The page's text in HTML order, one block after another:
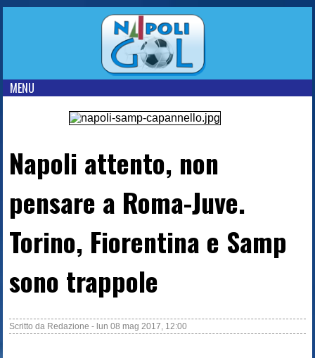
MENU
Napoli attento, non
pensare a Roma-Juve.
Torino, Fiorentina e Samp
sono trappole
Scritto da Redazione -lun 08 mag 2017, 12:00